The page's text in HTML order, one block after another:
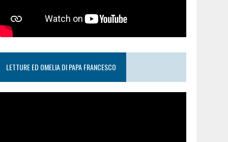
LETTURE ED OMELIA DI PAPA FRANCESCO